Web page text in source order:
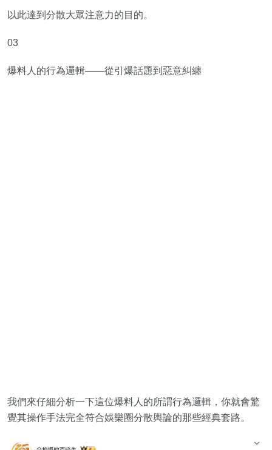
以此達到分散大眾注意力的目的。
03
爆料人的行為邏輯——從引爆話題到惡意糾纏
我們來仔細分析一下這位爆料人的所謂行為邏輯，你就會驚
覺其操作手法完全符合娛樂圈分散輿論的那些經典套路。